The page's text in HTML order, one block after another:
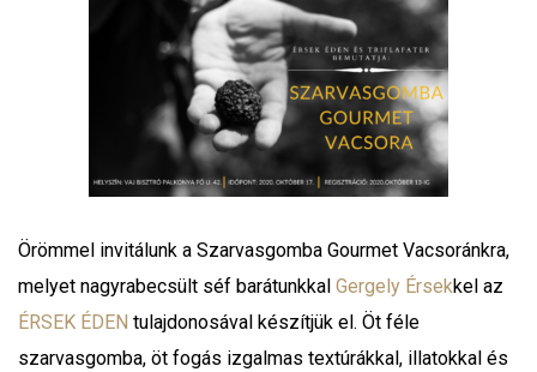
Örömmel invitálunk a Szarvasgomba Gourmet Vacsoránkra,
melyet nagyrabecsült séf barátunkkal Gergely Érsekkel az
ÉRSEK ÉDEN tulajdonosával készítjük el. Öt féle
szarvasgomba, öt fogás izgalmas textúrákkal, illatokkal és